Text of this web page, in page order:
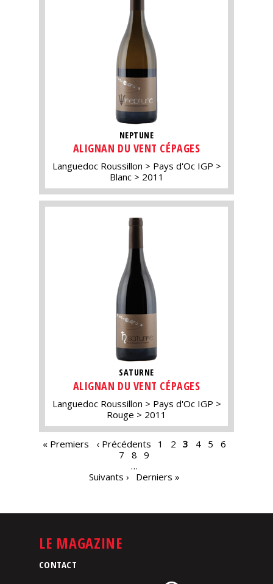
NEPTUNE
ALIGNAN DU VENT CÉPAGES
Languedoc Roussillon
Pays d'Oc IGP
Blanc
2011
SATURNE
ALIGNAN DU VENT CÉPAGES
Languedoc Roussillon
Pays d'Oc IGP
Rouge
2011
PAGES
« Premiers ‹ Précédents 1 2 3 4 5
6
7
8
9
…
Suivants ›
Derniers »
LE MAGAZINE
CONTACT